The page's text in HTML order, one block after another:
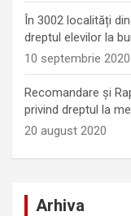
În 3002 localități
dreptul elevilor la
10 septembrie 2020
Recomandare și
privind dreptul la
20 august 2020
Arhiva